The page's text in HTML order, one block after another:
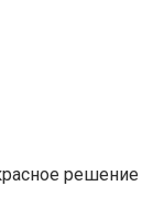
решение